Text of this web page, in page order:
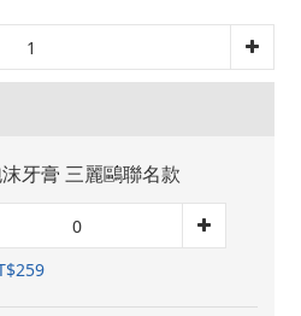
牙膏 三麗鷗聯名款